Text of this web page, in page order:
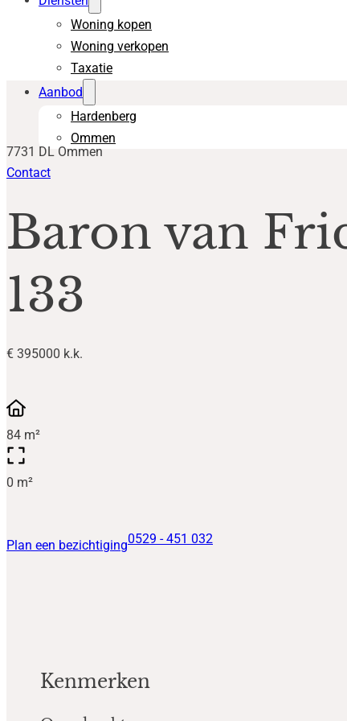
Woning kopen
Woning verkopen
Taxatie
Aanbod
Hardenberg
Ommen
Contact
7731 DL Ommen
Baron van
133
€ 395000 k.k.
84 m²
0 m²
Plan een bezichtiging0529 - 451 032
Kenmerken